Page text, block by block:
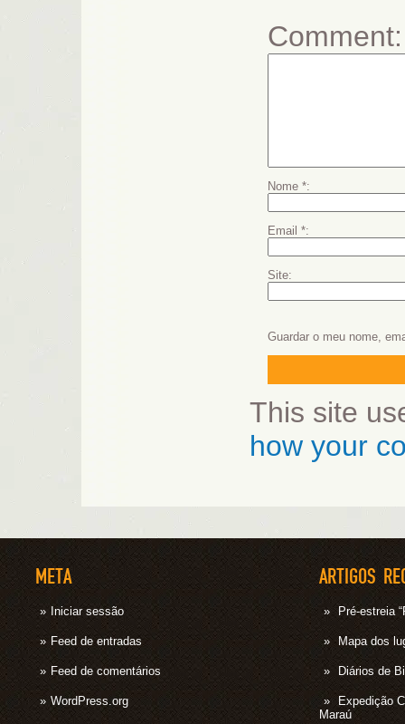
Comment
Nome *
Email *
Site
Guardar o meu nome,
This site
how your
META
Iniciar sessão
Feed de entradas
Feed de comentários
WordPress.org
ARTIGOS
Pré-estreia
Mapa dos
Diários de
Expedição
Maraú